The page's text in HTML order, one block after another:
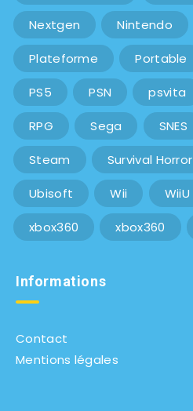
Nextgen Nintendo
Plateforme Portable
PS5 PSN psvita
RPG Sega SNES
Steam Survival Horror
Ubisoft Wii WiiU
xbox360 xbox360
Informations
Contact
Mentions légales